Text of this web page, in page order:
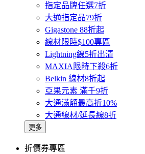
指定品牌任選7折
大通指定品79折
Gigastone 88折起
線材限時$100專區
Lightning線5折出清
MAXIA限時下殺6折
Belkin 線材8折起
亞果元素 滿千9折
大通滿額最高折10%
大通線材/延長線8折
更多
折價券專區